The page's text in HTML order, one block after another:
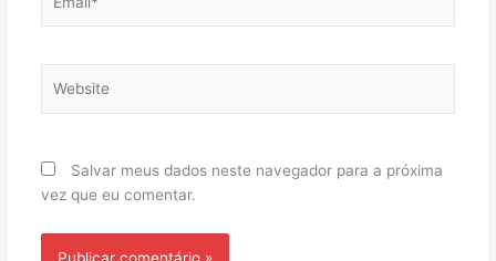
Salvar meus dados neste navegador para a próxima
vez que eu comentar.